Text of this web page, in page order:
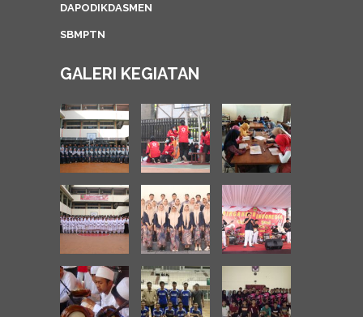
DAPODIKDASMEN
SBMPTN
GALERI KEGIATAN